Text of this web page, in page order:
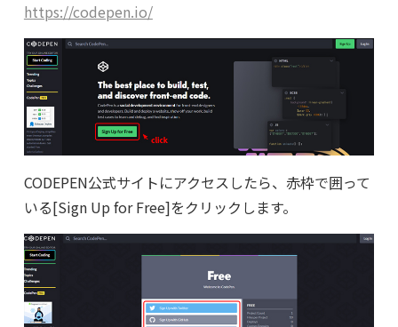
https://codepen.io/
CODEPEN公式サイトにアクセスしたら、赤枠で囲って
いる[Sign Up for Free]をクリックします。